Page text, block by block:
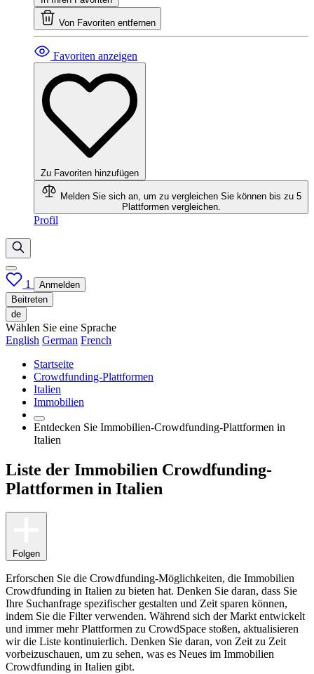
Von Favoriten entfernen
Favoriten anzeigen
Zu Favoriten hinzufügen
Melden Sie sich an, um zu vergleichen Sie können bis zu 5
Plattformen vergleichen.
Profil
1
Anmelden
Beitreten
de
Wählen Sie eine Sprache
English German French
Startseite
Crowdfunding-Plattformen
Italien
Immobilien
Entdecken Sie Immobilien-Crowdfunding-Plattformen in
Italien
Liste der Immobilien Crowdfunding-
Plattformen in Italien
Folgen
Erforschen Sie die Crowdfunding-Möglichkeiten, die Immobilien
Crowdfunding in Italien zu bieten hat. Denken Sie daran, dass Sie
Ihre Suchanfrage spezifischer gestalten und Zeit sparen können,
indem Sie die Filter verwenden. Während sich der Markt entwickelt
und immer mehr Plattformen zu CrowdSpace stoßen, aktualisieren
wir die Liste kontinuierlich. Denken Sie daran, von Zeit zu Zeit
vorbeizuschauen, um zu sehen, was es Neues im Immobilien
Crowdfunding in Italien gibt.